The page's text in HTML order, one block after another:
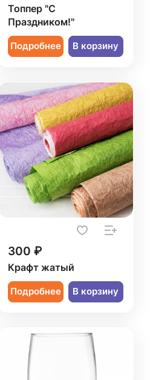
Топпер "С
Праздником!"
Подробнее В корзину
300 ₽
Крафт жатый
Подробнее В корзину